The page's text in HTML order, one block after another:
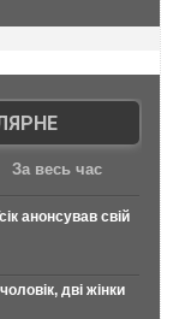
За весь час
анонсував свій
дві жінки